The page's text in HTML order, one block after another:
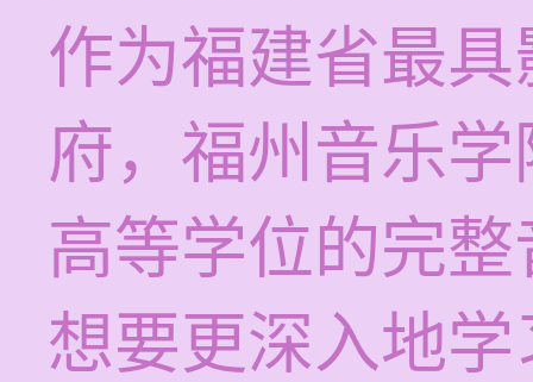
作为福建省最
府，福州音乐
高等学位的完
想要更深入地